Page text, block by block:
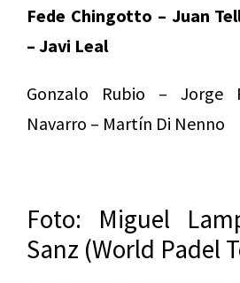
Fede Chingotto – Juan
– Javi Leal
Gonzalo Rubio – Jorge
Navarro – Martín Di Nenno
Foto: Miguel
Sanz (World Padel